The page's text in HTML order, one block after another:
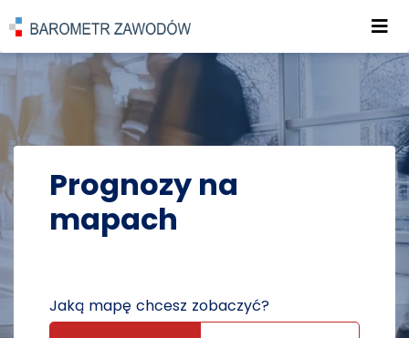
POWRÓT DO STRONY GŁÓWNEJ
PROGNOZY PROGNOZY NA MAPACH
Prognozy na
mapach
Jaką mapę chcesz zobaczyć?